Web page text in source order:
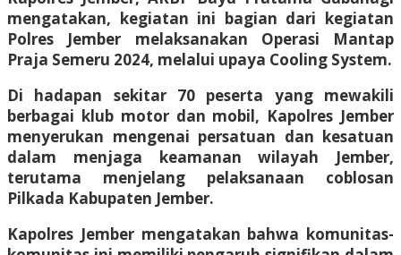
mengatakan, kegiatan ini bagian dari kegiatan
Polres Jember melaksanakan Operasi Mantap
Praja Semeru 2024, melalui upaya Cooling System.
Di hadapan sekitar 70 peserta yang mewakili
berbagai klub motor dan mobil, Kapolres Jember
menyerukan mengenai persatuan dan kesatuan
dalam menjaga keamanan wilayah Jember,
terutama menjelang pelaksanaan coblosan
Pilkada Kabupaten Jember.
Kapolres Jember mengatakan bahwa komunitas-